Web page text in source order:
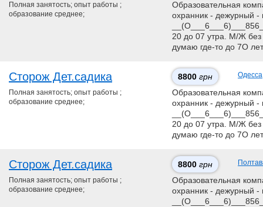
Полная занятость; опыт работы ;
образование среднее;
Образовательная
охранник - дежурный -
20 до 07 утра. М/Ж без
думаю где-то до 7О
Сторож Дет.садика 8800 грн Одесса
Полная занятость; опыт работы ;
образование среднее;
Образовательная
охранник - дежурный -
20 до 07 утра. М/Ж без
думаю где-то до 7О
Сторож Дет.садика 8800 грн
Полная занятость; опыт работы ;
образование среднее;
Образовательная
охранник - дежурный -